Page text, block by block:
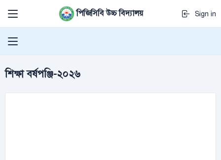
পিজিসিবি উচ্চ বিদ্যালয় Sign in
শিক্ষা বর্ষপঞ্জি-২০২৬